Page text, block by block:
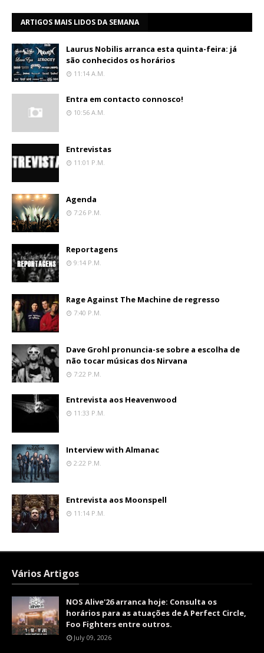
ARTIGOS MAIS LIDOS DA SEMANA
Laurus Nobilis arranca esta quinta-feira: já
são conhecidos os horários
11:14 A.m.
Entra em contacto connosco!
10:56 A.m.
Entrevistas
11:01 P.m.
Agenda
7:26 P.m.
Reportagens
9:14 P.m.
Rage Against The Machine de regresso
7:40 P.m.
Dave Grohl pronuncia-se sobre a escolha de
não tocar músicas dos Nirvana
7:22 P.m.
Entrevista aos Heavenwood
11:33 P.m.
Interview with Almanac
2:22 P.m.
Entrevista aos Moonspell
11:14 P.m.
Vários Artigos
NOS Alive'26 arranca hoje: Consulta os
horários para as atuações de A Perfect Circle,
Foo Fighters entre outros.
July 09, 2026